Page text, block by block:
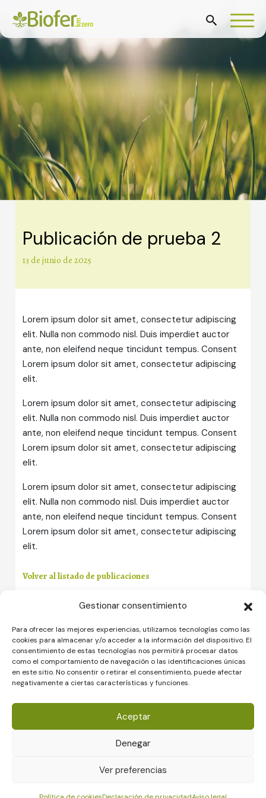
Gestionar consentimiento
Para ofrecer las mejores experiencias, utilizamos tecnologías como las
cookies para almacenar y/o acceder a la información del dispositivo. El
consentimiento de estas tecnologías nos permitirá procesar datos
como el comportamiento de navegación o las identificaciones únicas
en este sitio. No consentir o retirar el consentimiento, puede afectar
negativamente a ciertas características y funciones.
Aceptar
Denegar
Ver preferencias
Publicación de prueba 2
Categories
13 de junio de 2025
Lorem ipsum dolor sit amet, consectetur adipiscing
elit. Nulla non commodo nisl. Duis imperdiet auctor
ante, non eleifend neque tincidunt tempus. Consent
Lorem ipsum dolor sit amet, consectetur adipiscing
elit.
Lorem ipsum dolor sit amet, consectetur adipiscing
elit. Nulla non commodo nisl. Duis imperdiet auctor
ante, non eleifend neque tincidunt tempus. Consent
Lorem ipsum dolor sit amet, consectetur adipiscing
elit.
Lorem ipsum dolor sit amet, consectetur adipiscing
elit. Nulla non commodo nisl. Duis imperdiet auctor
ante, non eleifend neque tincidunt tempus. Consent
Lorem ipsum dolor sit amet, consectetur adipiscing
elit.
Volver al listado de publicaciones